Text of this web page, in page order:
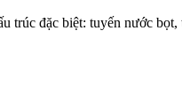
trúc đặc biệt: tuyến nước bọt,